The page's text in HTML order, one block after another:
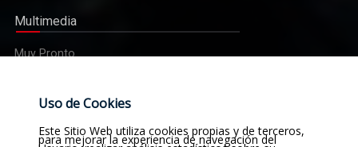
de
metros
lisos con
su mejor
se hizo
Etiquetas
Uso de Cookies
Este Sitio Web utiliza cookies propias y de terceros,
para mejorar la experiencia de navegación del